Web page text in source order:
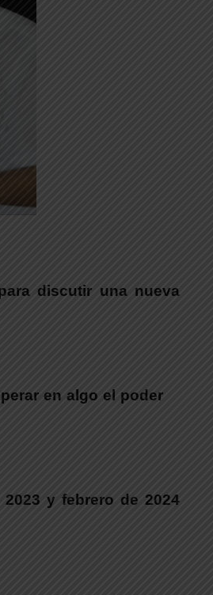
discutir una nueva
en algo el poder
y febrero de 2024